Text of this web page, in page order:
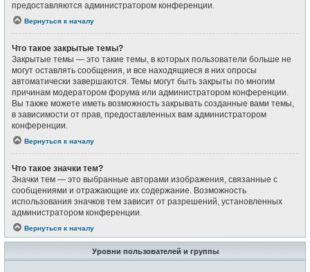
предоставляются администратором конференции.
Вернуться к началу
Что такое закрытые темы?
Закрытые темы — это такие темы, в которых пользователи больше не
могут оставлять сообщения, и все находящиеся в них опросы
автоматически завершаются. Темы могут быть закрыты по многим
причинам модератором форума или администратором конференции.
Вы также можете иметь возможность закрывать созданные вами темы,
в зависимости от прав, предоставленных вам администратором
конференции.
Вернуться к началу
Что такое значки тем?
Значки тем — это выбранные авторами изображения, связанные с
сообщениями и отражающие их содержание. Возможность
использования значков тем зависит от разрешений, установленных
администратором конференции.
Вернуться к началу
Уровни пользователей и группы